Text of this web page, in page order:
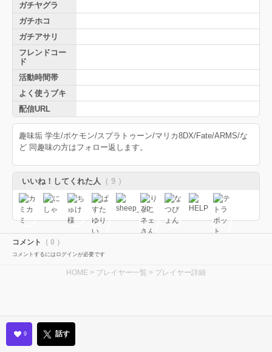
ガチヤグラ
ガチホコ
ガチアサリ
フレンドコー
ド
活動時間帯
よく使うブキ
配信URL
趣味垢 学生/ポケモン/スプラトゥーン/マリカ8DX/Fate/ARMS/な
ど 同趣味の方はフォロー返します。
いいね！してくれた人 （ 9 ）
コメント （ 0 ）
コメントするにはログインが必要です
HOME > プレイヤー一覧 > プレイヤー詳細
9 話す